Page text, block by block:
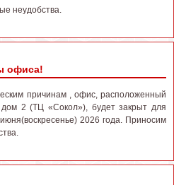
неудобства.
офиса!
причинам , офис, расположенный
2 (ТЦ «Сокол»), будет закрыт для
2026 года. Приносим